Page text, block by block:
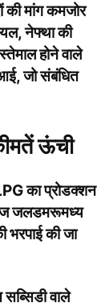
मांग कमजोर
नेफ्था की
होने वाले
जो संबंधित
ऊंची
का प्रोडक्शन
जलडमरूमध्य
की जा
वाले